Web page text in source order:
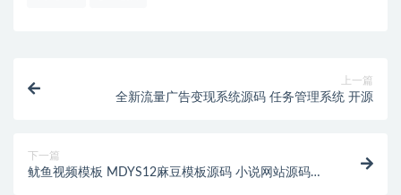
上一篇
全新流量广告变现系统源码 任务管理系统 开源
下一篇
鱿鱼视频模板 MDYS12麻豆模板源码 小说网站源码模